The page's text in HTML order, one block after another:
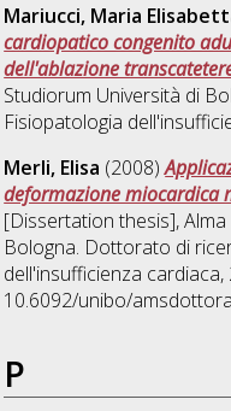
Mariucci, Maria
cardiopatico congenito
dell'ablazione
Studiorum Università di
Fisiopatologia
Merli, Elisa (2008)
deformazione miocardica
[Dissertation thesis],
Bologna. Dottorato di
dell'insufficienza cardiaca,
10.6092/unibo/
P